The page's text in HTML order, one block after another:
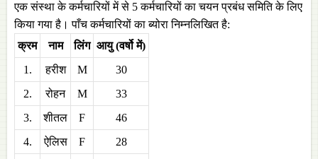
एक संस्था के कर्मचारियों में से 5 कर्मचारियों का चयन प्रबंध समिति के लिए
किया गया है। पाँच कर्मचारियों का ब्योरा निम्नलिखित है:
क्रम
नाम लिंग आयु (वर्षो में)
1.
हरीश M
30
2.
रोहन M
33
3.
शीतल F
46
4.
ऐलिस F
28